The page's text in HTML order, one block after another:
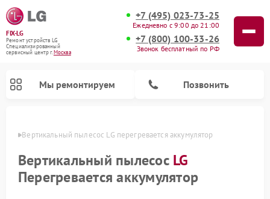
FIX-LG
Ремонт устройств LG
Специализированный
cервисный центр г.Москва
+7 (495) 023-73-25
Ежедневно с 9:00 до 21:00
+7 (800) 100-33-26
Звонок бесплатный по РФ
Мы ремонтируем Позвонить
Вертикальный пылесос LG перегревается аккумулятор
Вертикальный пылесос LG
Перегревается аккумулятор